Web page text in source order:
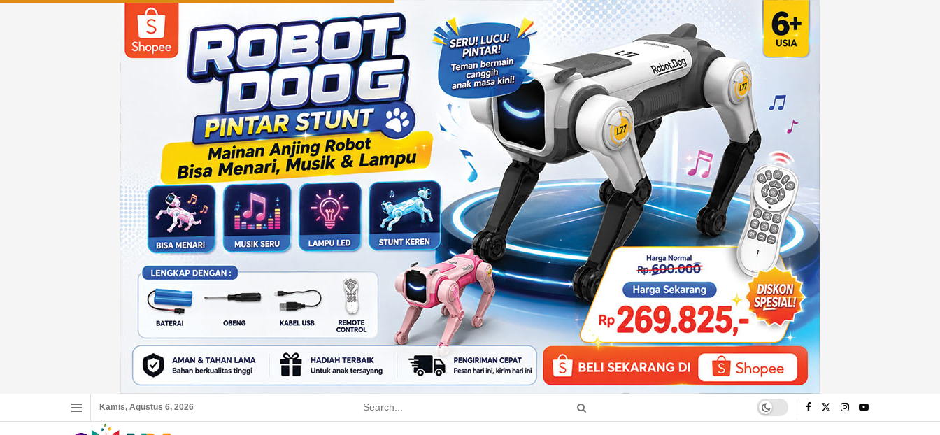
Kamis, Agustus 6, 2026